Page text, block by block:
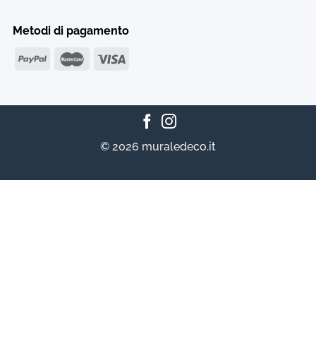
Metodi di pagamento
© 2026 muraledeco.it